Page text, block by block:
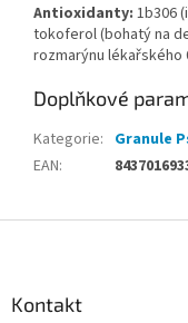
Antioxidanty: 1b306
tokoferol (bohatý na
rozmarýnu lékařského
Doplňkové
Kategorie: Granule
EAN:
Kontakt